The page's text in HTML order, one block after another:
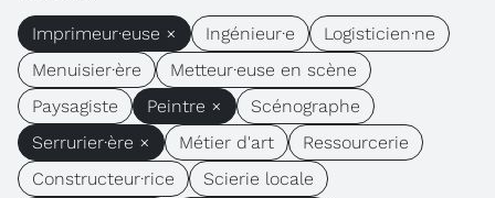
Imprimeur·euse × Ingénieur·e
Logisticien·ne
Menuisier·ère
Metteur·euse en scène
Paysagiste
Peintre ×
Scénographe
Serrurier·ère ×
Métier d'art
Ressourcerie
Constructeur·rice
Scierie locale